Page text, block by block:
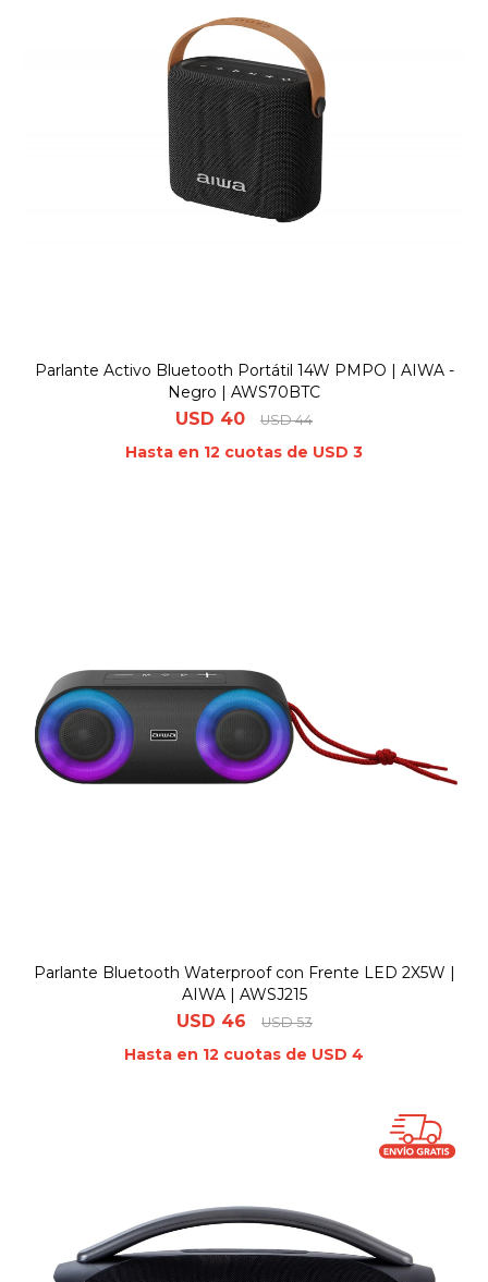
Parlante Activo Bluetooth Portátil 14W PMPO | AIWA -
Negro | AWS70BTC
USD 40 USD 44
Hasta en 12 cuotas de USD 3
Parlante Bluetooth Waterproof con Frente LED 2X5W |
AIWA | AWSJ215
USD 46 USD 53
Hasta en 12 cuotas de USD 4